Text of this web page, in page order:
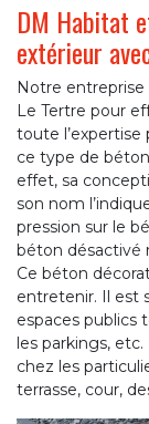
DM Habitat
extérieur
Notre
Le Tertre pour
toute l’expertise
ce type de
effet, sa
son nom
pression sur le
béton désactivé
Ce béton
entretenir. Il est
espaces publics
les parkings,
chez les
terrasse, cour,